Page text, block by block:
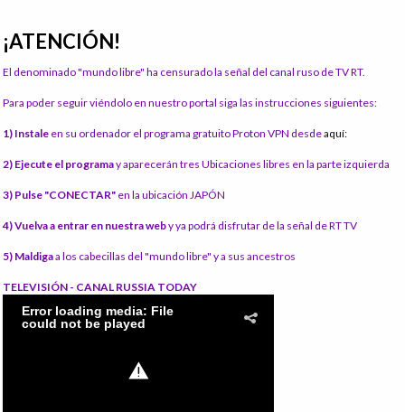
¡ATENCIÓN!
El denominado "mundo libre" ha censurado la señal del canal ruso de TV RT.
Para poder seguir viéndolo en nuestro portal siga las instrucciones siguientes:
1) Instale en su ordenador el programa gratuito Proton VPN desdeaquí:
2) Ejecute el programay aparecerán tres Ubicaciones libres en la parte izquierda
3) Pulse "CONECTAR" en la ubicación JAPÓN
4) Vuelva a entrar en nuestra weby ya podrá disfrutar de la señal de RT TV
5) Maldigaa los cabecillas del "mundo libre" y a sus ancestros
TELEVISIÓN - CANAL RUSSIA TODAY